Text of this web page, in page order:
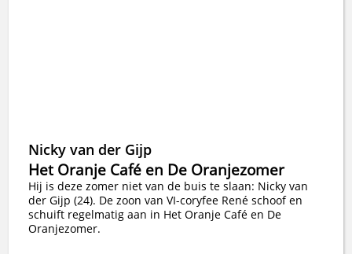
Nicky van der Gijp
Het Oranje Café en De Oranjezomer
Hij is deze zomer niet van de buis te slaan: Nicky van
der Gijp (24). De zoon van VI-coryfee René schoof en
schuift regelmatig aan in Het Oranje Café en De
Oranjezomer.